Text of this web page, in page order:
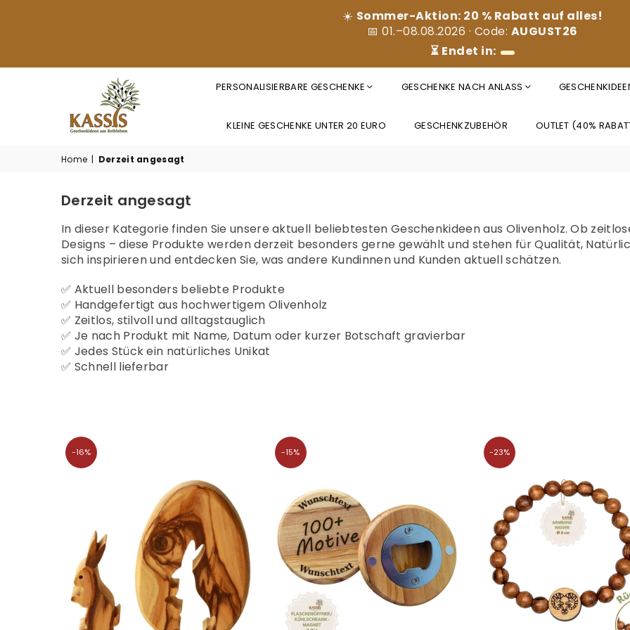
☀️ Sommer-Aktion: 20 % Rabatt auf alles!
📅 01.–08.08.2026 · Code: AUGUST26
⏳ Endet in:
GESCHENKARTIKEL
PERSONALISIERBARE GESCHENKE GESCHENKE NACH ANLASS
KLEINE GESCHENKE UNTER 20 EURO GESCHENKZUBEHÖR OUTLET (40%
Home | Derzeit angesagt
Derzeit angesagt
In dieser Kategorie finden Sie unsere aktuell beliebtesten Geschenkideen aus Olivenholz. Ob
Designs – diese Produkte werden derzeit besonders gerne gewählt und stehen für Qualität,
sich inspirieren und entdecken Sie, was andere Kundinnen und Kunden aktuell schätzen.
✅ Aktuell besonders beliebte Produkte
✅ Handgefertigt aus hochwertigem Olivenholz
✅ Zeitlos, stilvoll und alltagstauglich
✅ Je nach Produkt mit Name, Datum oder kurzer Botschaft gravierbar
✅ Jedes Stück ein natürliches Unikat
✅ Schnell lieferbar
-16% -15% -23%